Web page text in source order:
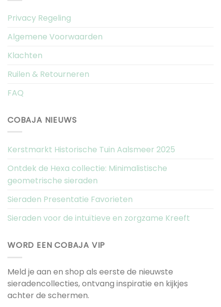
Privacy Regeling
Algemene Voorwaarden
Klachten
Ruilen & Retourneren
FAQ
COBAJA NIEUWS
Kerstmarkt Historische Tuin Aalsmeer 2025
Ontdek de Hexa collectie: Minimalistische
geometrische sieraden
Sieraden Presentatie Favorieten
Sieraden voor de intuïtieve en zorgzame Kreeft
WORD EEN COBAJA VIP
Meld je aan en shop als eerste de nieuwste
sieradencollecties, ontvang inspiratie en kijkjes
achter de schermen.